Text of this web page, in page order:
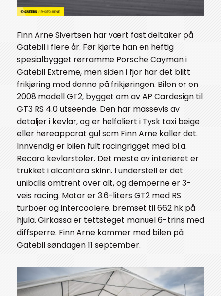
Finn Arne Sivertsen har vært fast deltaker på
Gatebil i flere år. Før kjørte han en heftig
spesialbygget rørramme Porsche Cayman i
Gatebil Extreme, men siden i fjor har det blitt
frikjøring med denne på frikjøringen. Bilen er en
2008 modell GT2, bygget om av AP Cardesign til
GT3 RS 4.0 utseende. Den har massevis av
detaljer i kevlar, og er helfoliert i Tysk taxi beige
eller høreapparat gul som Finn Arne kaller det.
Innvendig er bilen fult racingrigget med bl.a.
Recaro kevlarstoler. Det meste av interiøret er
trukket i alcantara skinn. I understell er det
uniballs omtrent over alt, og demperne er 3-
veis racing. Motor er 3.6-liters GT2 med RS
turboer og intercoolere, bremset til 662 hk på
hjula. Girkassa er tettsteget manuel 6-trins med
diffsperre. Finn Arne kommer med bilen på
Gatebil søndagen 11 september.